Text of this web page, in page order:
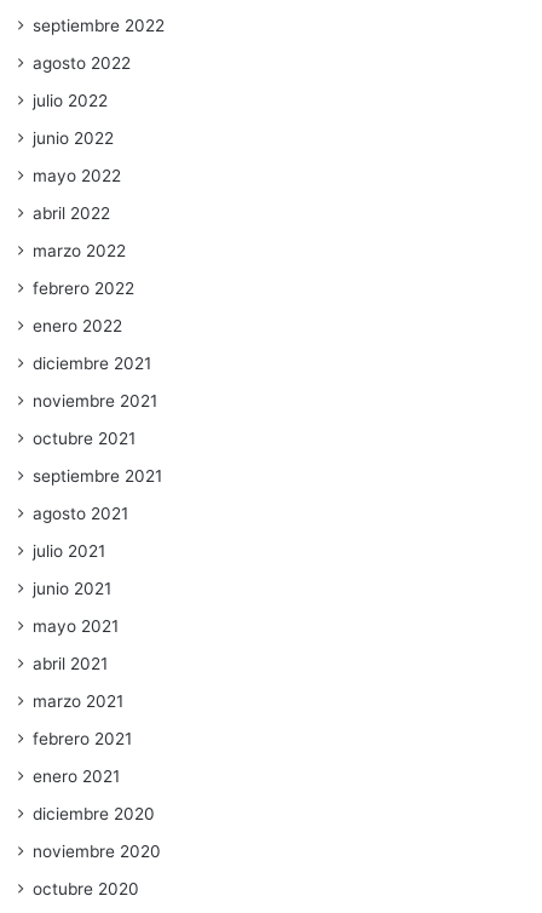
septiembre 2022
agosto 2022
julio 2022
junio 2022
mayo 2022
abril 2022
marzo 2022
febrero 2022
enero 2022
diciembre 2021
noviembre 2021
octubre 2021
septiembre 2021
agosto 2021
julio 2021
junio 2021
mayo 2021
abril 2021
marzo 2021
febrero 2021
enero 2021
diciembre 2020
noviembre 2020
octubre 2020